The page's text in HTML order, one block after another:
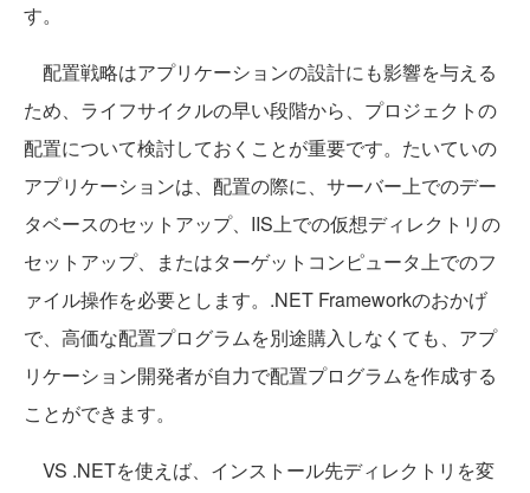
す。
配置戦略はアプリケーションの設計にも影響を与える
ため、ライフサイクルの早い段階から、プロジェクトの
配置について検討しておくことが重要です。たいていの
アプリケーションは、配置の際に、サーバー上でのデー
タベースのセットアップ、IIS上での仮想ディレクトリの
セットアップ、またはターゲットコンピュータ上でのフ
ァイル操作を必要とします。.NET Frameworkのおかげ
で、高価な配置プログラムを別途購入しなくても、アプ
リケーション開発者が自力で配置プログラムを作成する
ことができます。
VS .NETを使えば、インストール先ディレクトリを変